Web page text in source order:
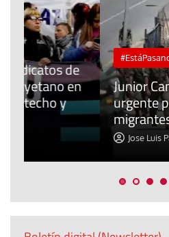
#EstáPasando
Junior Canarias
urgente para proteger
migrantes en Ceuta
Jose Luis Palacios